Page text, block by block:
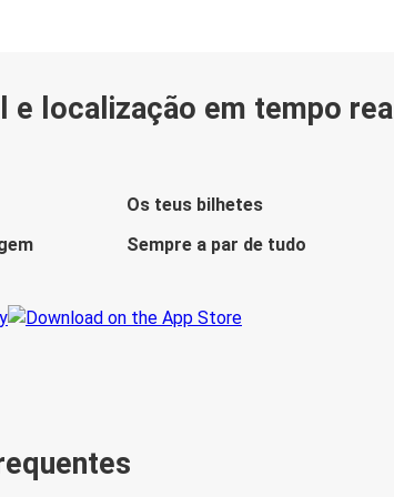
e localização em tempo real
Os teus bilhetes
Sempre a par de tudo